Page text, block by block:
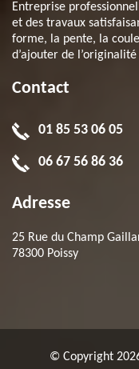
Entreprise
et des travaux
forme, la pente, la
d’ajouter de
Contact
01 85 53 06 05
06 67 56 86 36
Adresse
25 Rue du Champ
78300 Poissy
© Copyright